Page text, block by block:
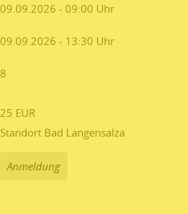
09.09.2026 - 09:00
09.09.2026 - 13:30
8
25 EUR
Standort Bad Langensalza
Anmeldung